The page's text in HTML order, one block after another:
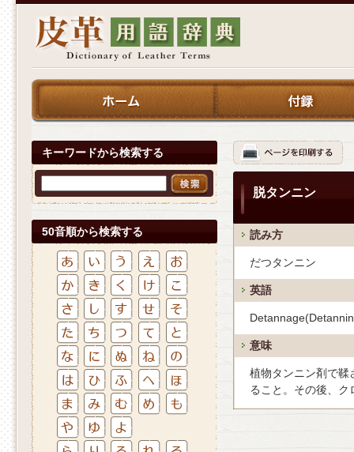
キーワードから検索する
50音順から検索する
脱タンニン
読み方
だつタンニン
英語
意味
植物タンニン剤で鞣
ること。その後、ク